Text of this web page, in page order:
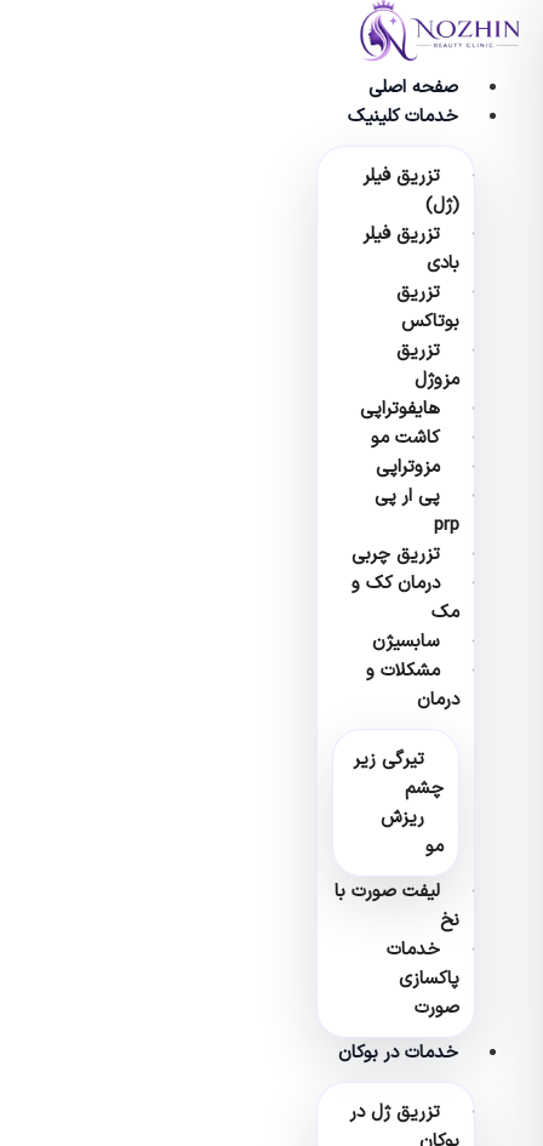
صفحه اصلی
خدمات کلینیک
تزریق فیلر
(ژل)
تزریق فیلر
بادی
تزریق
بوتاکس
تزریق
مزوژل
هایفوتراپی
کاشت مو
مزوتراپی
پی ار پی
تزریق چربی
درمان کک و
مک
سابسیژن
مشکلات و
درمان
تیرگی زیر
چشم
ریزش
لیفت صورت با
خدمات
پاکسازی
صورت
خدمات در بوکان
تزریق ژل در